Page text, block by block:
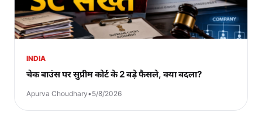
INDIA
चेक बाउंस पर सुप्रीम कोर्ट के 2 बड़े फैसले, क्या बदला?
Apurva Choudhary•5/8/2026